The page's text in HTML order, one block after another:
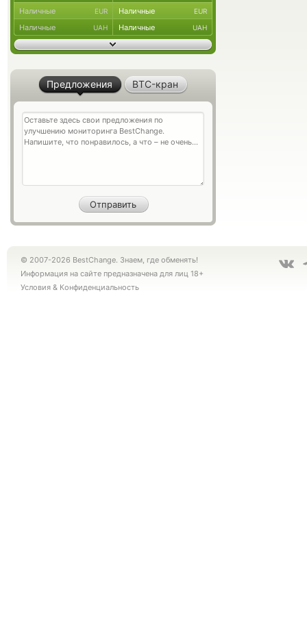
Наличные EUR Наличные EUR
Наличные UAH Наличные UAH
Предложения BTC-кран
© 2007-2026 BestChange. Знаем, где обменять!
Информация на сайте предназначена для лиц 18+
Условия & Конфиденциальность